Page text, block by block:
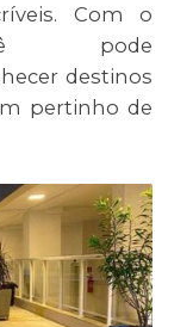
Com o
pode
destinos
pertinho de